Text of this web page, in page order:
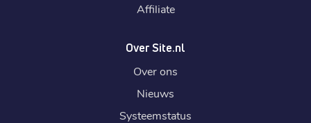
Affiliate
Over Site.nl
Over ons
Nieuws
Systeemstatus